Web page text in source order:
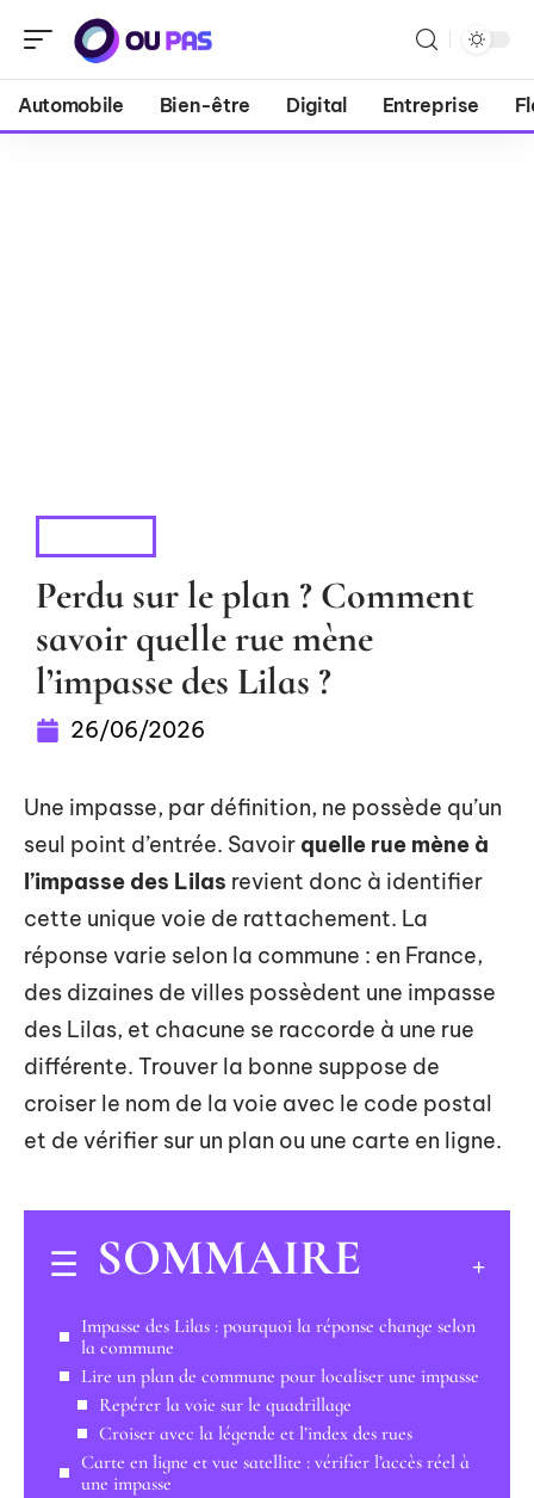
Automobile Bien-être Digital Entreprise
Perdu sur le plan ? Comment
savoir quelle rue mène
l’impasse des Lilas ?
26/06/2026
Une impasse, par définition, ne possède qu’un
seul point d’entrée. Savoir quelle rue mène à
l’impasse des Lilas revient donc à identifier
cette unique voie de rattachement. La
réponse varie selon la commune : en France,
des dizaines de villes possèdent une impasse
des Lilas, et chacune se raccorde à une rue
différente. Trouver la bonne suppose de
croiser le nom de la voie avec le code postal
et de vérifier sur un plan ou une carte en ligne.
SOMMAIRE
Impasse des Lilas : pourquoi la réponse change selon
la commune
Lire un plan de commune pour localiser une impasse
Repérer la voie sur le quadrillage
Croiser avec la légende et l’index des rues
Carte en ligne et vue satellite : vérifier l’accès réel à
une impasse